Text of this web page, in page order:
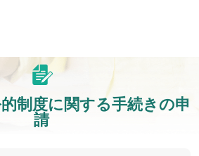
制度に関する手続きの申
請